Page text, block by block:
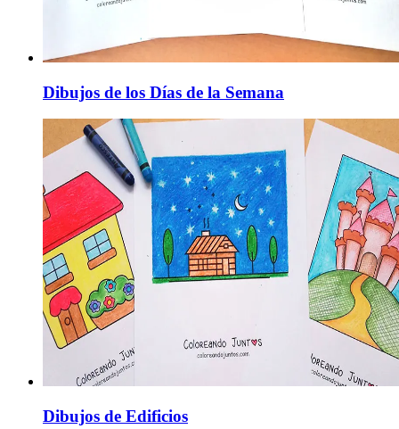
Dibujos de los Días de la Semana
Dibujos de Edificios